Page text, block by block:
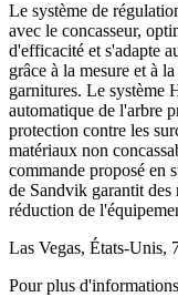
Le système de
avec le concasseur,
d'efficacité et s'adapte
grâce à la mesure et à
garnitures. Le système
automatique de l'arbre
protection contre les
matériaux non
commande proposé en
de Sandvik garantit des
réduction de
Las Vegas, États-Unis,
Pour plus